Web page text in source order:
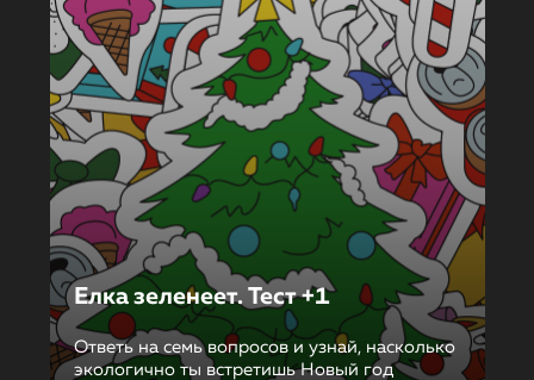
Елка зеленеет. Тест +1
Ответь на семь вопросов и узнай, насколько
экологично ты встретишь Новый год